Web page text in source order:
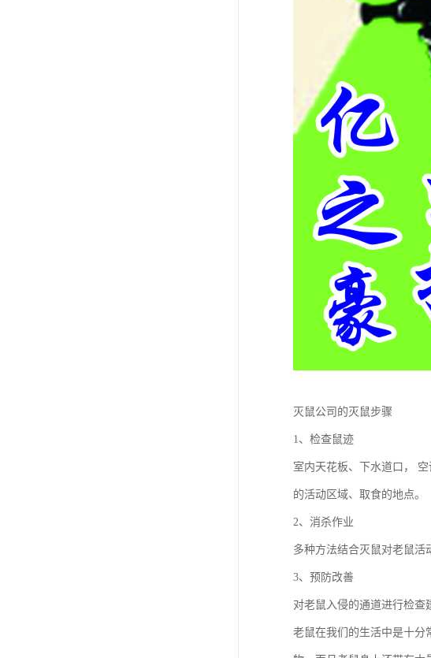
灭鼠公司的灭鼠步骤
1、检查鼠迹
室内天花板、下水道口，
的活动区域、取食的地点。
2、消杀作业
多种方法结合灭鼠对老鼠活
3、预防改善
对老鼠入侵的通道进行检查
老鼠在我们的生活中是十分